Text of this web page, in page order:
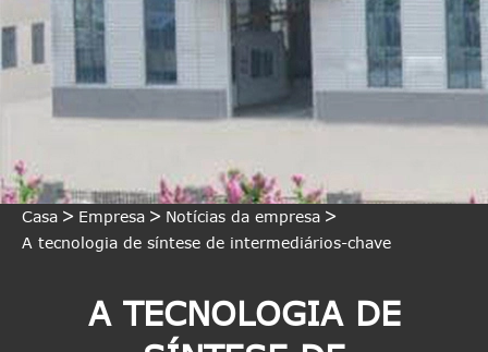
Casa Empresa
Notícias da empresa
A tecnologia de síntese de intermediários-chave
A TECNOLOGIA DE